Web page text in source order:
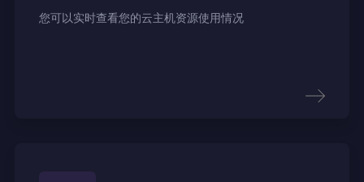
您可以实时查看您的云主机资源使用情况